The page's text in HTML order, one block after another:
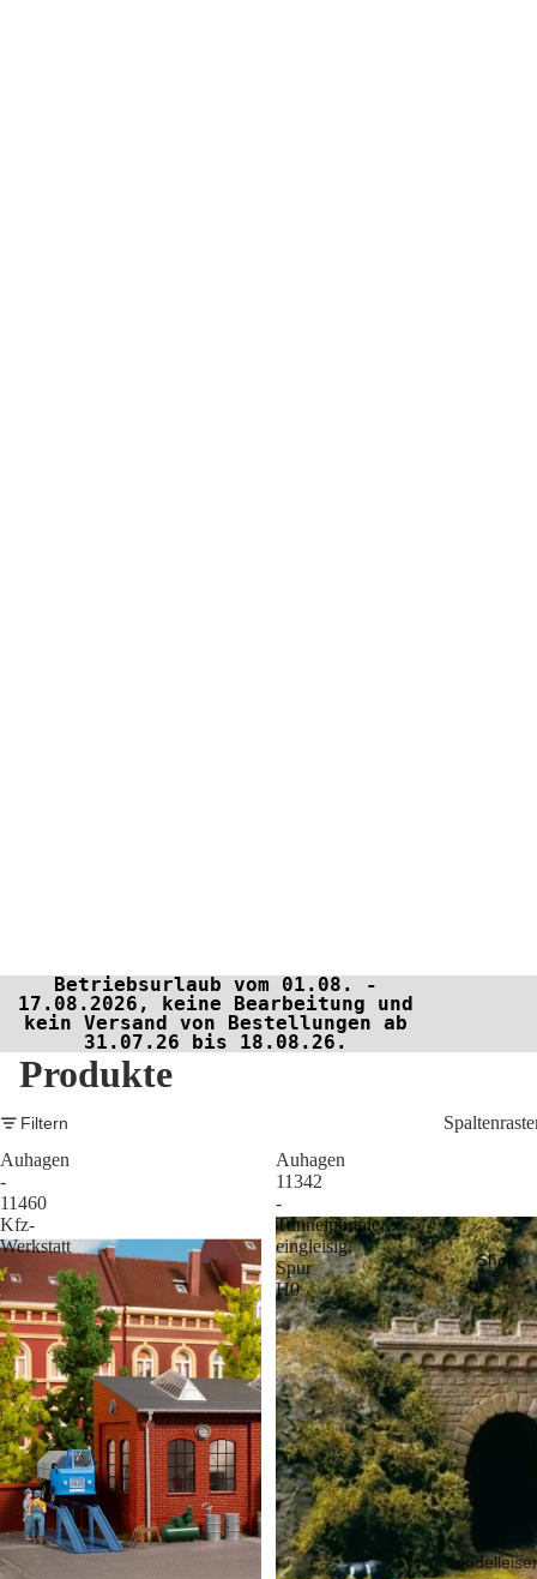
Shop
Betriebsurlaub vom 01.08. -
17.08.2026, keine Bearbeitung und
kein Versand von Bestellungen ab
31.07.26 bis 18.08.26.
Produkte
Filtern
Auhagen
-
11460
Kfz-
Werkstatt
Auhagen
11342
-
Tunnelportale
eingleisig,
Spur
H0